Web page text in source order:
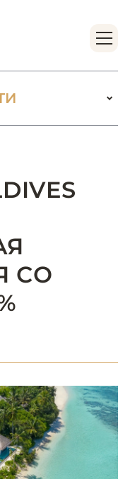
СО
ОСТРОВОВ
MALDIVES: ВАШ
СЕРДЦЕ